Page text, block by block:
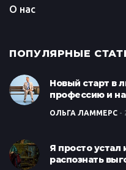
О нас
ПОПУЛЯРНЫЕ
Новый старт в
профессию и
ОЛЬГА ЛАММЕРС
Я просто устал
распознать